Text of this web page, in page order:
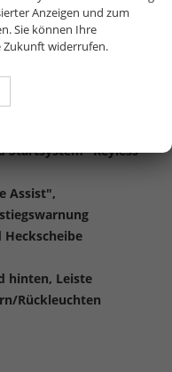
inkl. Einparkhilfe
Startsystem "Keyless
Assist",
hinten, Leiste
Rückleuchten
Anzeigen und zum
Sie können Ihre
Zukunft widerrufen.